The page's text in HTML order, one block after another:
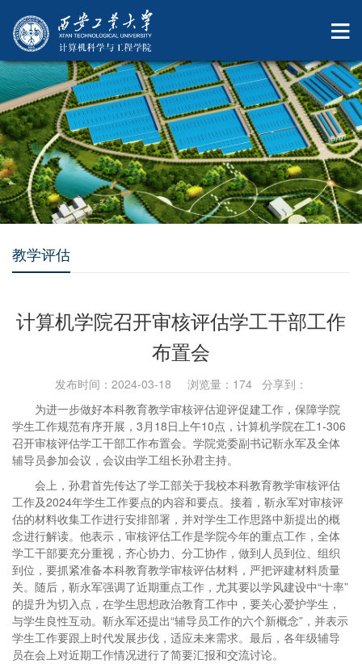
教学评估
计算机学院召开审核评估学工干部工作
布置会
发布时间：2024-03-18 浏览量： 174 分享到：
为进一步做好本科教育教学审核评估迎评促建工作，保障学院
学生工作规范有序开展，3月18日上午10点，计算机学院在工1-306
召开审核评估学工干部工作布置会。学院党委副书记靳永军及全体
辅导员参加会议，会议由学工组长孙君主持。
会上，孙君首先传达了学工部关于我校本科教育教学审核评估
工作及2024年学生工作要点的内容和要点。接着，靳永军对审核评
估的材料收集工作进行安排部署，并对学生工作思路中新提出的概
念进行解读。他表示，审核评估工作是学院今年的重点工作，全体
学工干部要充分重视，齐心协力、分工协作，做到人员到位、组织
到位，要抓紧准备本科教育教学审核评估材料，严把评建材料质量
关。随后，靳永军强调了近期重点工作，尤其要以学风建设中“十率”
的提升为切入点，在学生思想政治教育工作中，要关心爱护学生，
与学生良性互动。靳永军还提出“辅导员工作的六个新概念”，并表示
学生工作要跟上时代发展步伐，适应未来需求。最后，各年级辅导
员在会上对近期工作情况进行了简要汇报和交流讨论。